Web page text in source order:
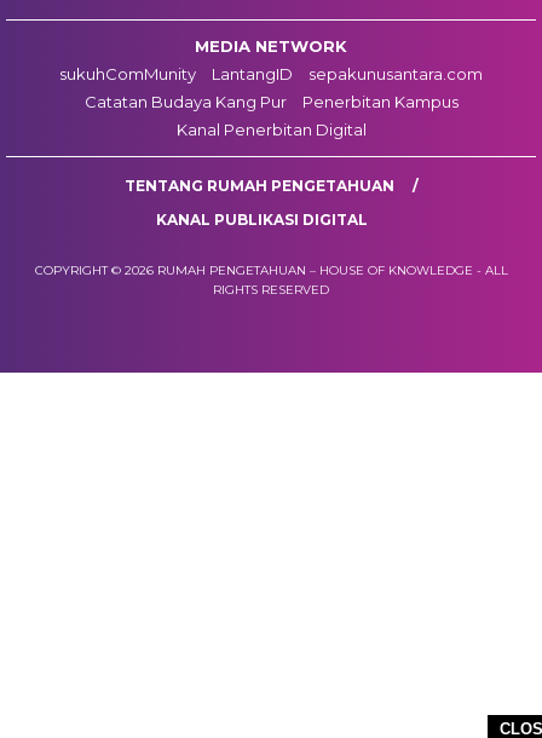
MEDIA NETWORK
sukuhComMunity
LantangID
sepakunusantara.com
Catatan Budaya Kang Pur
Penerbitan Kampus
Kanal Penerbitan Digital
TENTANG RUMAH PENGETAHUAN
KANAL PUBLIKASI DIGITAL
COPYRIGHT © 2026 RUMAH PENGETAHUAN – HOUSE OF KNOWLEDGE - ALL
RIGHTS RESERVED